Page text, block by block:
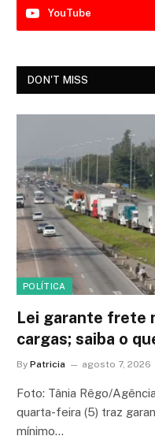
YouTube
DON'T MISS
POLÍTICA
Lei garante frete
cargas; saiba o
By Patricia agosto 7, 2026
Foto: Tânia Rêgo/
quarta-feira (5) traz
mínimo…